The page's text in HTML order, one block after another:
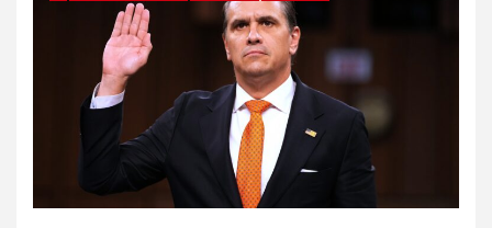
HOGAR Y SALUD
Gas radón exige atención de
compradores e inquilinos